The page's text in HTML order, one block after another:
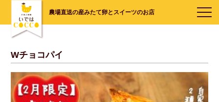
農場直送の産みたて卵とスイーツのお店
Wチョコパイ